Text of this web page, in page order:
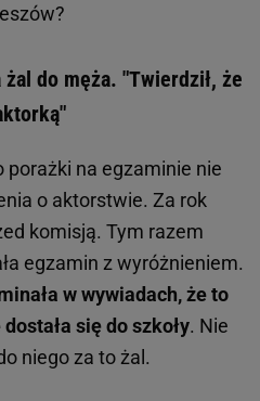
do męża. "Twierdził, że
na egzaminie nie
o aktorstwie. Za rok
komisją. Tym razem
egzamin z wyróżnieniem.
w wywiadach, że to
się do szkoły. Nie
niego za to żal.